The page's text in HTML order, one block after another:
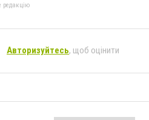
редакцію
Авторизуйтесь, щоб оцінити